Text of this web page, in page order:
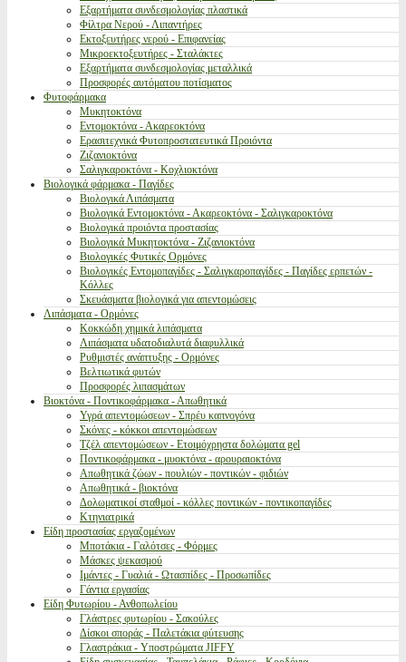
Εξαρτήματα συνδεσμολογίας πλαστικά
Φίλτρα Νερού - Λιπαντήρες
Εκτοξευτήρες νερού - Επιφανείας
Μικροεκτοξευτήρες - Σταλάκτες
Εξαρτήματα συνδεσμολογίας μεταλλικά
Προσφορές αυτόματου ποτίσματος
Φυτοφάρμακα
Μυκητοκτόνα
Εντομοκτόνα - Ακαρεοκτόνα
Ερασιτεχνικά Φυτοπροστατευτικά Προιόντα
Ζιζανιοκτόνα
Σαλιγκαροκτόνα - Κοχλιοκτόνα
Βιολογικά φάρμακα - Παγίδες
Βιολογικά Λιπάσματα
Βιολογικά Εντομοκτόνα - Ακαρεοκτόνα - Σαλιγκαροκτόνα
Βιολογικά προιόντα προστασίας
Βιολογικά Μυκητοκτόνα - Ζιζανιοκτόνα
Βιολογικές Φυτικές Ορμόνες
Βιολογικές Εντομοπαγίδες - Σαλιγκαροπαγίδες - Παγίδες ερπετών -
Κόλλες
Σκευάσματα βιολογικά για απεντομώσεις
Λιπάσματα - Ορμόνες
Κοκκώδη χημικά λιπάσματα
Λιπάσματα υδατοδιαλυτά διαφυλλικά
Ρυθμιστές ανάπτυξης - Ορμόνες
Βελτιωτικά φυτών
Προσφορές λιπασμάτων
Βιοκτόνα - Ποντικοφάρμακα - Απωθητικά
Υγρά απεντομώσεων - Σπρέυ καπνογόνα
Σκόνες - κόκκοι απεντομώσεων
Τζέλ απεντομώσεων - Ετοιμόχρηστα δολώματα gel
Ποντικοφάρμακα - μυοκτόνα - αρουραιοκτόνα
Απωθητικά ζώων - πουλιών - ποντικών - φιδιών
Απωθητικά - βιοκτόνα
Δολωματικοί σταθμοί - κόλλες ποντικών - ποντικοπαγίδες
Κτηνιατρικά
Είδη προστασίας εργαζομένων
Μποτάκια - Γαλότσες - Φόρμες
Μάσκες ψεκασμού
Ιμάντες - Γυαλιά - Ωτασπίδες - Προσωπίδες
Γάντια εργασίας
Είδη Φυτωρίου - Ανθοπωλείου
Γλάστρες φυτωρίου - Σακούλες
Δίσκοι σποράς - Παλετάκια φύτευσης
Γλαστράκια - Υποστρώματα JIFFY